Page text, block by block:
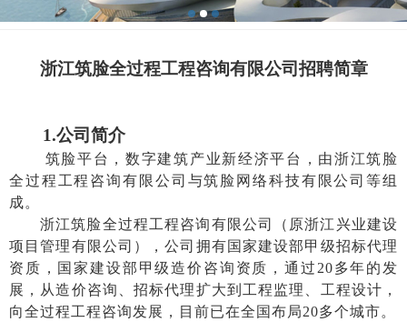
案例中心
联系我们
浙江筑脸全过程工程咨询有限公司招聘简章
1.公司简介
筑脸平台，数字建筑产业新经济平台，由浙江筑脸
全过程工程咨询有限公司与筑脸网络科技有限公司等组
成。
浙江筑脸全过程工程咨询有限公司（原浙江兴业建设
项目管理有限公司）
，公司拥有国家建设部甲级招标代理
资质，国家建设部甲级造价咨询资质，通过 20多年的发
展，从造价咨询、招标代理扩大到工程监理、工程设计，
向全过程工程咨询发展 ，目前已在全国布局20多个城市。